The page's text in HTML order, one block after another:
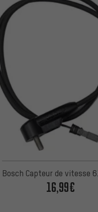
Bosch Capteur de vitesse
16,99€